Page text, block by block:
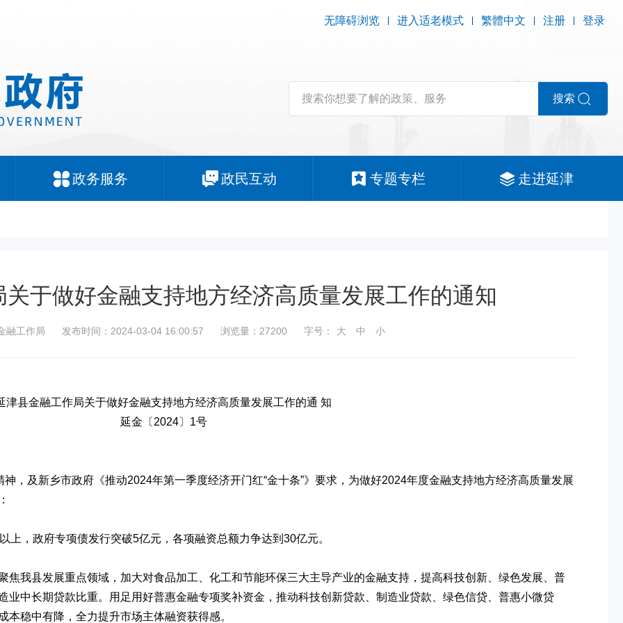
无障碍浏览 进入适老模式 繁體中文 注册 登录
搜索
政务服务 政民互动 专题专栏 走进延津
于做好金融支持地方经济高质量发展工作的通知
融工作局 发布时间：2024-03-04 16:00:57 浏览量：27200 字号： 大 中 小
津县金融工作局关于做好金融支持地方经济高质量发展工作的通 知
延金〔2024〕1号
，及新乡市政府《推动2024年第一季度经济开门红“金十条”》要求，为做好2024年度金融支持地方经济高质量发展
上，政府专项债发行突破5亿元，各项融资总额力争达到30亿元。
焦我县发展重点领域，加大对食品加工、化工和节能环保三大主导产业的金融支持，提高科技创新、绿色发展、普
业中长期贷款比重。用足用好普惠金融专项奖补资金，推动科技创新贷款、制造业贷款、绿色信贷、普惠小微贷
稳中有降，全力提升市场主体融资获得感。